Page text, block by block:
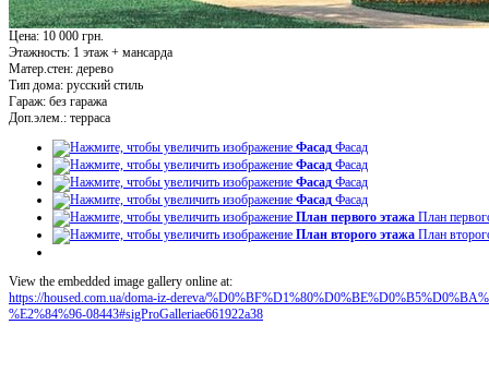
Цена: 10 000 грн.
Этажность: 1 этаж + мансарда
Матер.стен: дерево
Тип дома: русский стиль
Гараж: без гаража
Доп.элем.: терраса
Фасад Фасад
Фасад Фасад
Фасад Фасад
Фасад Фасад
План первого этажа План
План второго этажа План
View the embedded image gallery online at:
https://housed.com.ua/doma-iz-dereva/
%E2%84%96-08443#sigProGalleriae661922a38